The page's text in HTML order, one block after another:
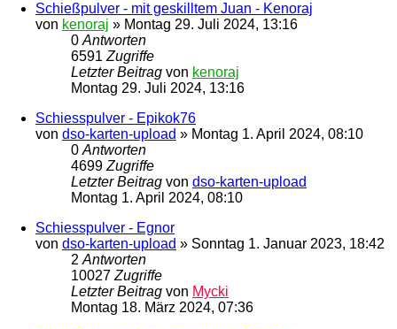
Schießpulver - mit geskilltem Juan - Kenoraj
von kenoraj » Montag 29. Juli 2024, 13:16
0Antworten
6591Zugriffe
Letzter Beitrag von kenoraj
Montag 29. Juli 2024, 13:16
Schiesspulver - Epikok76
von dso-karten-upload » Montag 1. April 2024, 08:10
0Antworten
4699Zugriffe
Letzter Beitrag von dso-karten-upload
Montag 1. April 2024, 08:10
Schiesspulver - Egnor
von dso-karten-upload » Sonntag 1. Januar 2023, 18:42
2Antworten
10027Zugriffe
Letzter Beitrag von Mycki
Montag 18. März 2024, 07:36